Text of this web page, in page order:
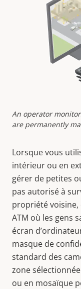
An operator
are permanently
Lorsque vous
intérieur ou en
gérer de petites
pas autorisé à
propriété voisine,
ATM où les gens
écran
masque de
standard des
zone
ou en mosaïque